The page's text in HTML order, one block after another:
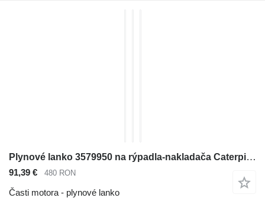
Plynové lanko 3579950 na rýpadla-nakladača Caterpillar 422E, 422F, 428E, 428F, 434E, 434F
91,39 € 480 RON
Časti motora - plynové lanko